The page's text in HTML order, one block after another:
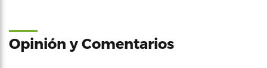
Opinión y Comentarios